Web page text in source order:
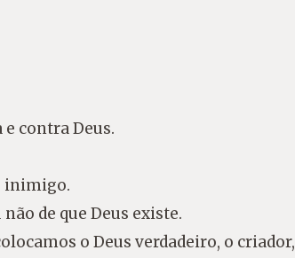
contra Deus.
inimigo.
de que Deus existe.
o Deus verdadeiro, o criador,